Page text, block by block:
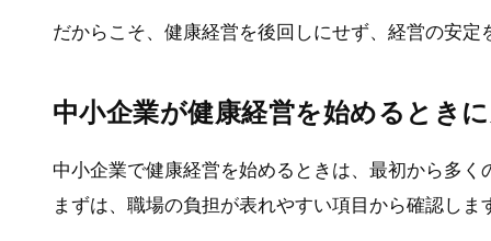
だからこそ、健康経営を後回しにせず、経営の安
中小企業が健康経営を始めるとき
中小企業で健康経営を始めるときは、最初から多
まずは、職場の負担が表れやすい項目から確認しま